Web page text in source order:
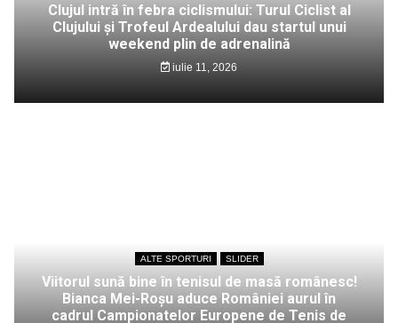
Clujul intră în febra ciclismului: Turul Ciclist al
Clujului și Trofeul Ardealului dau startul unui
weekend plin de adrenalină
iulie 11, 2026
ALTE SPORTURI SLIDER
Viitorul sună bine în tenisul de masă românesc!
Bianca Mei-Roșu aduce României aurul în
cadrul Campionatelor Europene de Tenis de